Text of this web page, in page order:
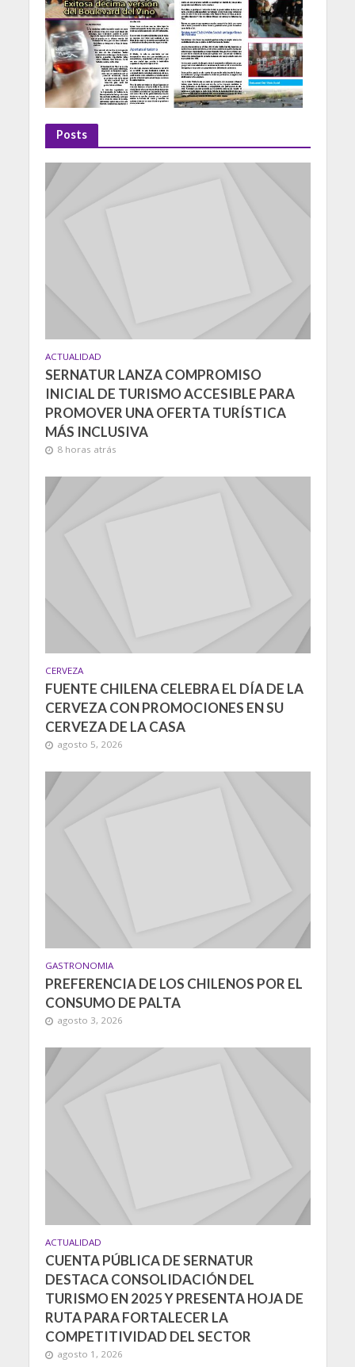
Posts
ACTUALIDAD
SERNATUR LANZA COMPROMISO
INICIAL DE TURISMO ACCESIBLE PARA
PROMOVER UNA OFERTA TURÍSTICA
MÁS INCLUSIVA
8 horas atrás
CERVEZA
FUENTE CHILENA CELEBRA EL DÍA DE LA
CERVEZA CON PROMOCIONES EN SU
CERVEZA DE LA CASA
agosto 5, 2026
GASTRONOMIA
PREFERENCIA DE LOS CHILENOS POR EL
CONSUMO DE PALTA
agosto 3, 2026
ACTUALIDAD
CUENTA PÚBLICA DE SERNATUR
DESTACA CONSOLIDACIÓN DEL
TURISMO EN 2025 Y PRESENTA HOJA DE
RUTA PARA FORTALECER LA
COMPETITIVIDAD DEL SECTOR
agosto 1, 2026